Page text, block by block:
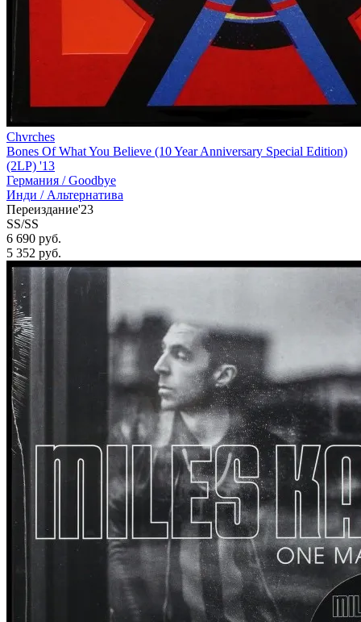
Chvrches
Bones Of What You Believe (10 Year Anniversary Special Edition)
(2LP) '13
Германия /Goodbye
Инди / Альтернатива
Переиздание'23
SS/SS
6 690 руб.
5 352 руб.